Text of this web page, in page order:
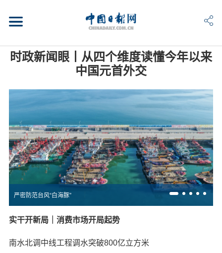
时政新闻眼丨从四个维度读懂今年以来
中国元首外交
严密防范台风“白海豚”
实干开新局｜消费市场开局起势
南水北调中线工程调水突破800亿立方米